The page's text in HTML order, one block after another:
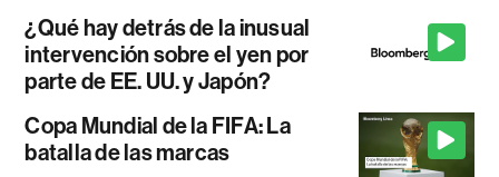
¿Qué hay detrás de la inusual
intervención sobre el yen por
parte de EE. UU. y Japón?
Copa Mundial de la FIFA: La
batalla de las marcas